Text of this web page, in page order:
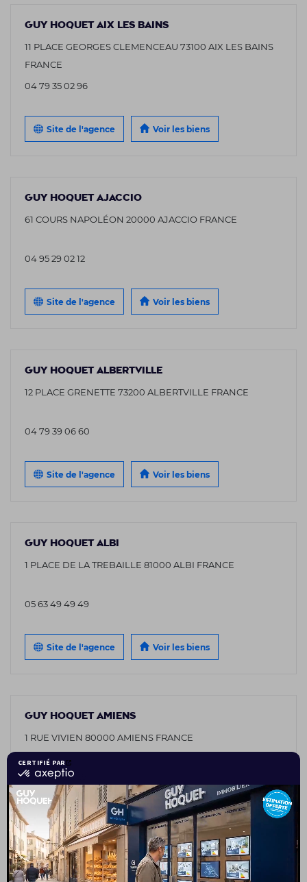
GUY HOQUET AIX LES BAINS
11 PLACE GEORGES CLEMENCEAU 73100 AIX LES BAINS
FRANCE
04 79 35 02 96
Site de l'agence Voir les biens
GUY HOQUET AJACCIO
61 COURS NAPOLÉON 20000 AJACCIO FRANCE
04 95 29 02 12
Site de l'agence Voir les biens
GUY HOQUET ALBERTVILLE
12 PLACE GRENETTE 73200 ALBERTVILLE FRANCE
04 79 39 06 60
Site de l'agence Voir les biens
GUY HOQUET ALBI
1 PLACE DE LA TREBAILLE 81000 ALBI FRANCE
05 63 49 49 49
Site de l'agence Voir les biens
GUY HOQUET AMIENS
1 RUE VIVIEN 80000 AMIENS FRANCE
03 75 08 95 26
Site de l'agence Voir les biens